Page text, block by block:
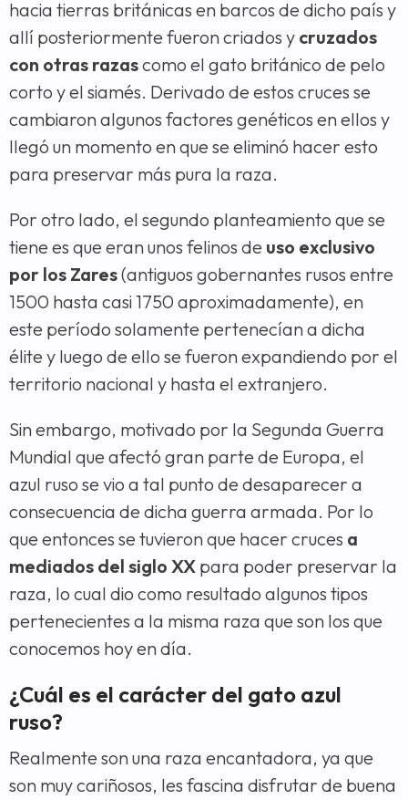
hacia tierras británicas en barcos de dicho país y
allí posteriormente fueron criados y cruzados
con otras razascomo el gato británico de pelo
corto y el siamés. Derivado de estos cruces se
cambiaron algunos factores genéticos en ellos y
llegó un momento en que se eliminó hacer esto
para preservar más pura la raza.
Por otro lado, el segundo planteamiento que se
tiene es que eran unos felinos de uso exclusivo
por los Zares(antiguos gobernantes rusos entre
1500 hasta casi 1750 aproximadamente), en
este período solamente pertenecían a dicha
élite y luego de ello se fueron expandiendo por el
territorio nacional y hasta el extranjero.
Sin embargo, motivado por la Segunda Guerra
Mundial que afectó gran parte de Europa, el
azul ruso se vio a tal punto de desaparecer a
consecuencia de dicha guerra armada. Por lo
que entonces se tuvieron que hacer cruces a
mediados del siglo XX para poder preservar la
raza, lo cual dio como resultado algunos tipos
pertenecientes a la misma raza que son los que
conocemos hoy en día.
¿Cuál es el carácter del gato azul
ruso?
Realmente son una raza encantadora, ya que
son muy cariñosos, les fascina disfrutar de buena